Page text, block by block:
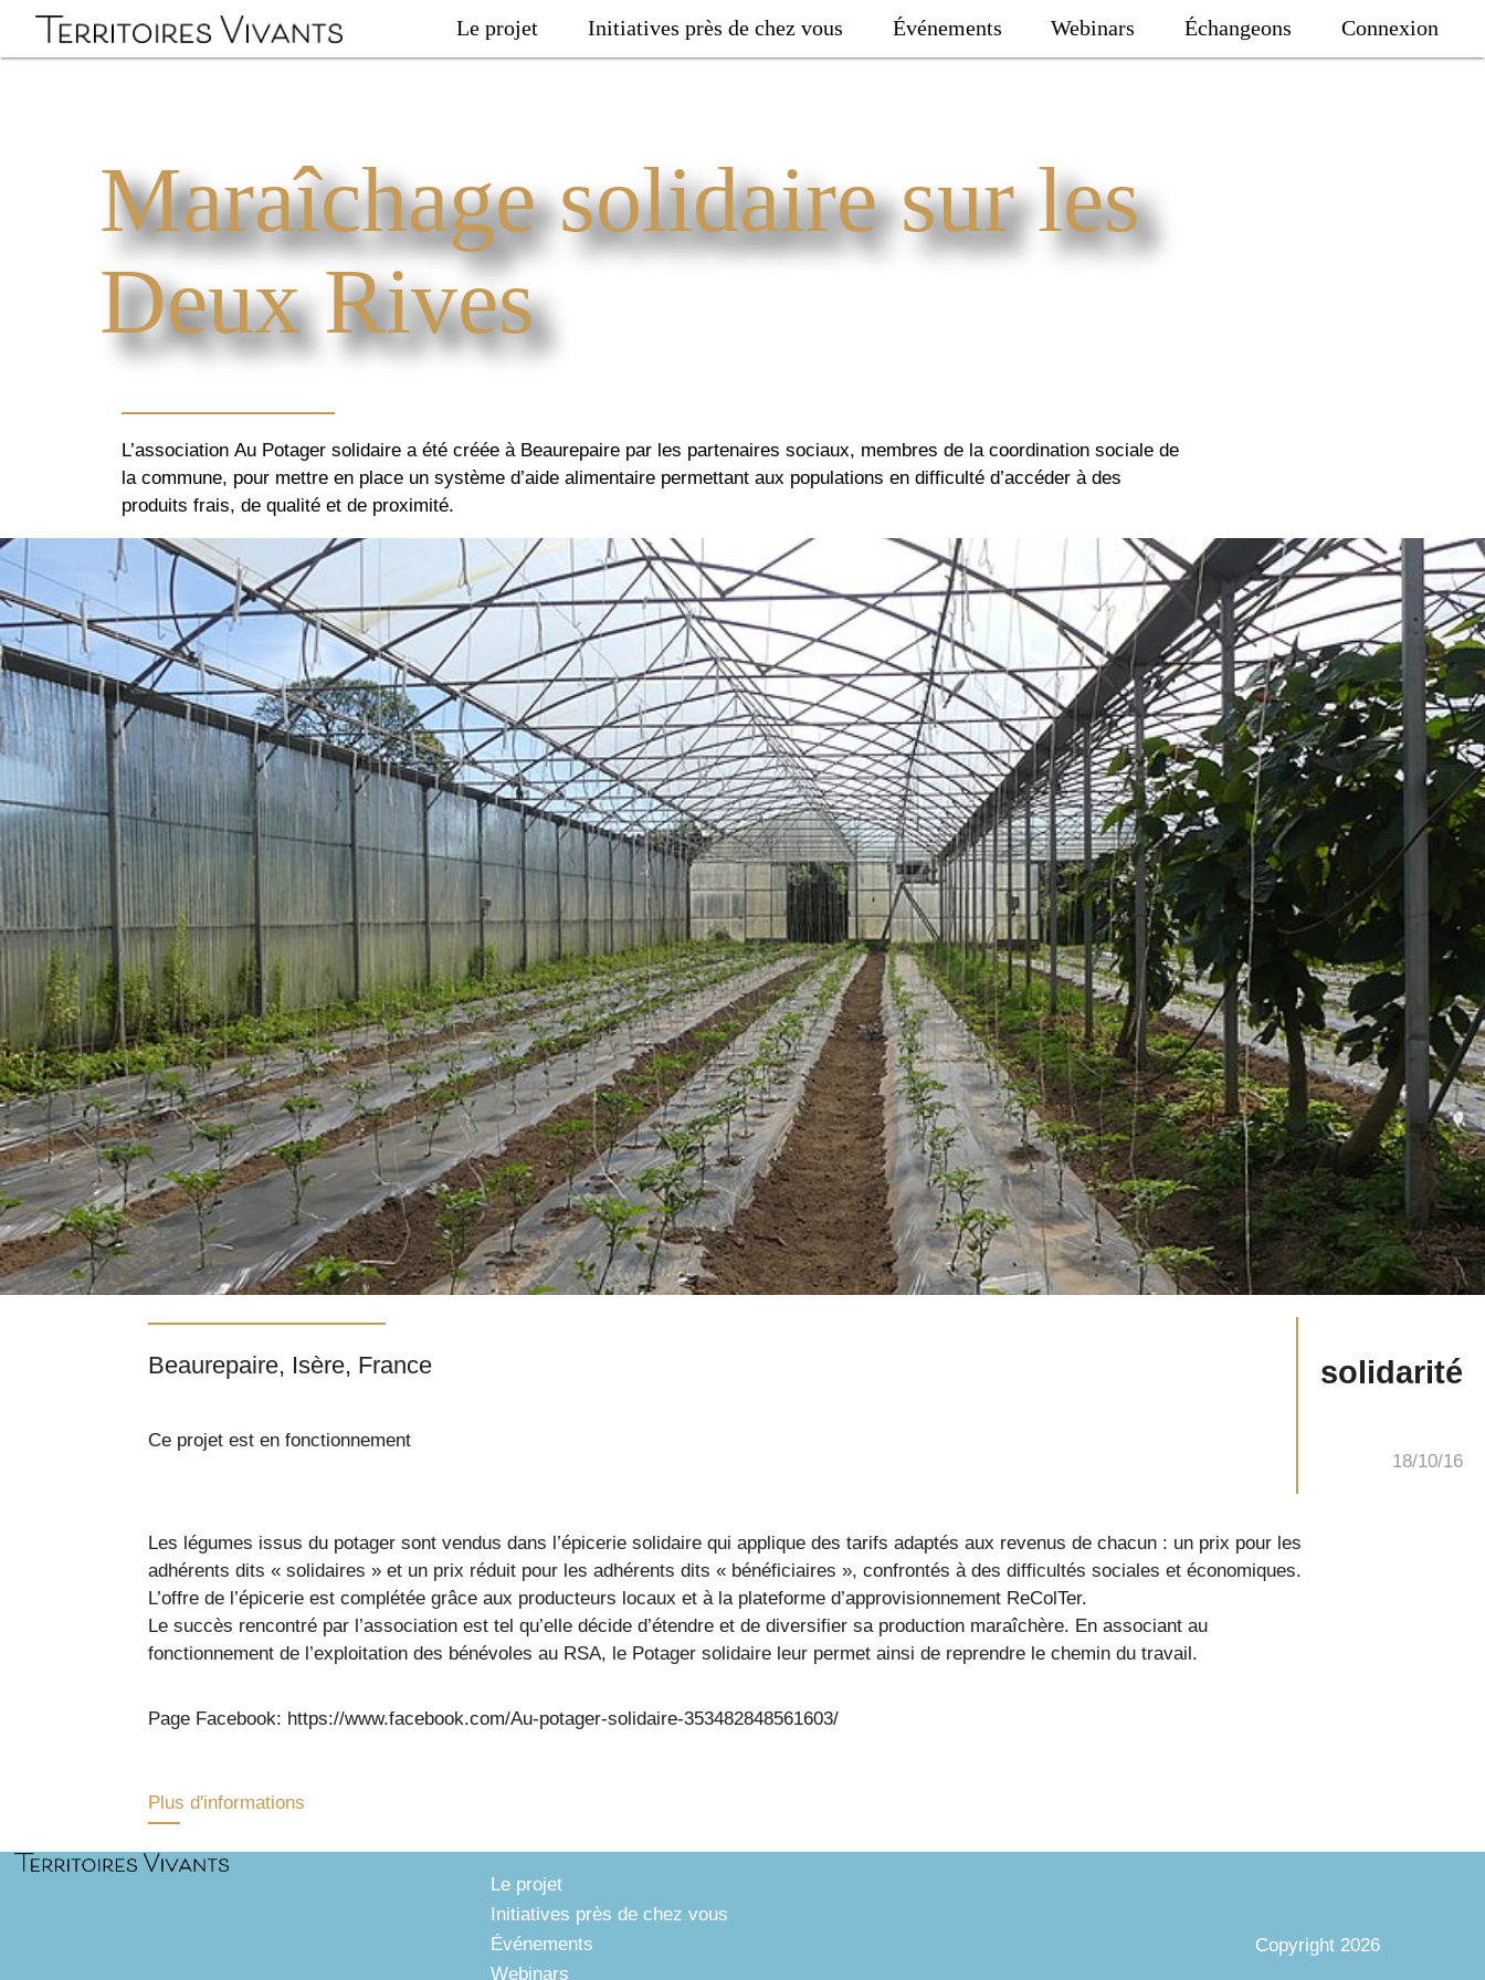
Le projet Initiatives près de chez vous Événements Webinars Échangeons Connexion
Maraîchage solidaire sur les
Deux Rives
L’association Au Potager solidaire a été créée à Beaurepaire par les partenaires sociaux, membres de la coordination sociale de
la commune, pour mettre en place un système d’aide alimentaire permettant aux populations en difficulté d’accéder à des
produits frais, de qualité et de proximité.
18/10/16
solidarité
Beaurepaire, Isère, France
Ce projet est en fonctionnement
Les légumes issus du potager sont vendus dans l’épicerie solidaire qui applique des tarifs adaptés aux revenus de chacun : un prix pour les
adhérents dits « solidaires » et un prix réduit pour les adhérents dits « bénéficiaires », confrontés à des difficultés sociales et économiques.
L’offre de l’épicerie est complétée grâce aux producteurs locaux et à la plateforme d’approvisionnement ReColTer.
Le succès rencontré par l’association est tel qu’elle décide d’étendre et de diversifier sa production maraîchère. En associant au
fonctionnement de l’exploitation des bénévoles au RSA, le Potager solidaire leur permet ainsi de reprendre le chemin du travail.
Page Facebook: https://www.facebook.com/Au-potager-solidaire-353482848561603/
Plus d'informations
Le projet
Initiatives près de chez vous
Événements
Webinars
Copyright 2026